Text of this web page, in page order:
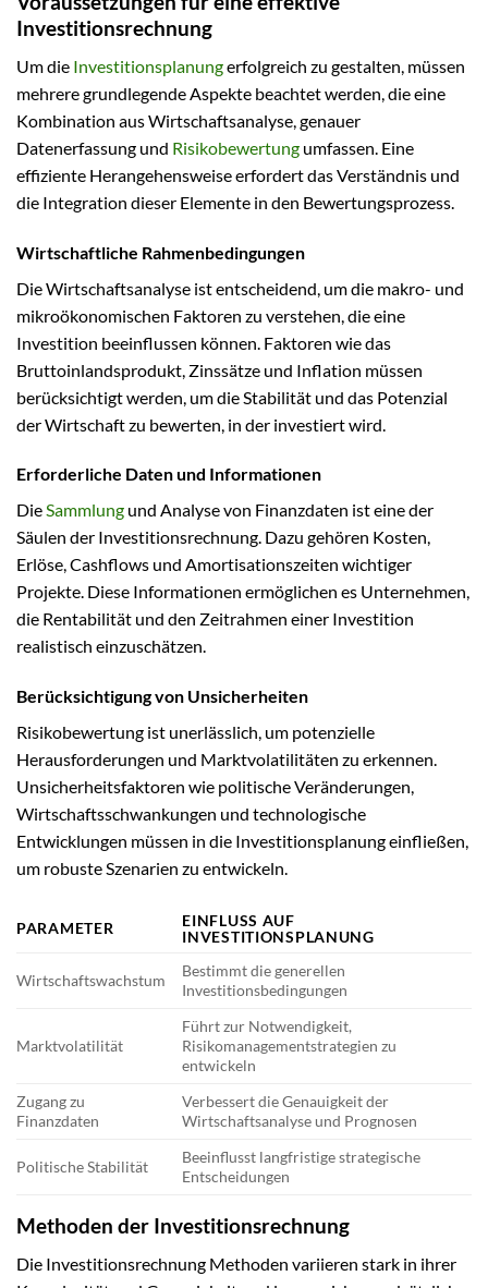
Investitionsrechnung
Um die Investitionsplanungerfolgreich zu gestalten, müssen
mehrere grundlegende Aspekte beachtet werden, die eine
Kombination aus Wirtschaftsanalyse, genauer
Datenerfassung und Risikobewertung umfassen. Eine
effiziente Herangehensweise erfordert das Verständnis und
die Integration dieser Elemente in den Bewertungsprozess.
Wirtschaftliche Rahmenbedingungen
Die Wirtschaftsanalyse ist entscheidend, um die makro- und
mikroökonomischen Faktoren zu verstehen, die eine
Investition beeinflussen können. Faktoren wie das
Bruttoinlandsprodukt, Zinssätze und Inflation müssen
berücksichtigt werden, um die Stabilität und das Potenzial
der Wirtschaft zu bewerten, in der investiert wird.
Erforderliche Daten und Informationen
DieSammlung und Analyse von Finanzdaten ist eine der
Säulen der Investitionsrechnung. Dazu gehören Kosten,
Erlöse, Cashflows und Amortisationszeiten wichtiger
Projekte. Diese Informationen ermöglichen es Unternehmen,
die Rentabilität und den Zeitrahmen einer Investition
realistisch einzuschätzen.
Berücksichtigung von Unsicherheiten
Risikobewertung ist unerlässlich, um potenzielle
Herausforderungen und Marktvolatilitäten zu erkennen.
Unsicherheitsfaktoren wie politische Veränderungen,
Wirtschaftsschwankungen und technologische
Entwicklungen müssen in die Investitionsplanung einfließen,
um robuste Szenarien zu entwickeln.
PARAMETER
EINFLUSS AUF
INVESTITIONSPLANUNG
Wirtschaftswachstum
Bestimmt die generellen
Investitionsbedingungen
Marktvolatilität
Führt zur Notwendigkeit,
Risikomanagementstrategien zu
entwickeln
Zugang zu
Finanzdaten
Verbessert die Genauigkeit der
Wirtschaftsanalyse und Prognosen
Politische Stabilität
Beeinflusst langfristige strategische
Entscheidungen
Methoden der Investitionsrechnung
Die Investitionsrechnung Methoden variieren stark in ihrer